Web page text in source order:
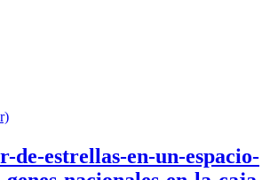
de-estrellas-en-un-espacio-